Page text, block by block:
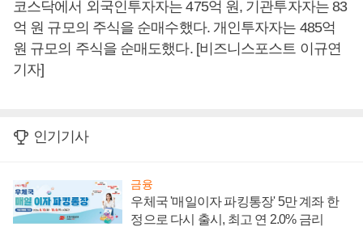
코스닥에서 외국인투자자는 475억 원, 기관투자자는 83
억 원 규모의 주식을 순매수했다. 개인투자자는 485억
원 규모의 주식을 순매도했다. [비즈니스포스트 이규연
기자]
인기기사
금융
우체국 '매일이자 파킹통장' 5만 계좌 한
정으로 다시 출시, 최고 연 2.0% 금리